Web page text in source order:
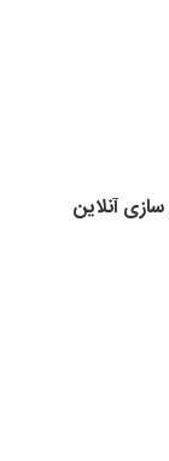
آنلاین